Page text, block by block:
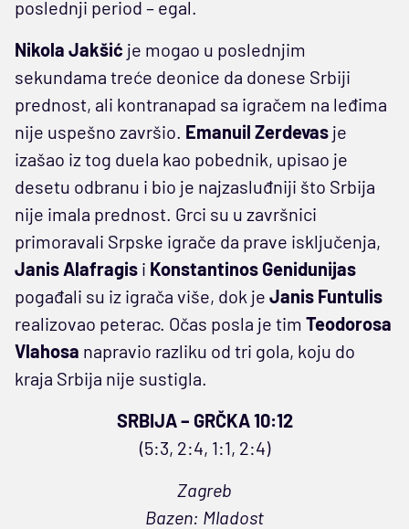
poslednji period – egal.
Nikola Jakšić je mogao u poslednjim
sekundama treće deonice da donese Srbiji
prednost, ali kontranapad sa igračem na leđima
nije uspešno završio. Emanuil Zerdevas je
izašao iz tog duela kao pobednik, upisao je
desetu odbranu i bio je najzasluđniji što Srbija
nije imala prednost. Grci su u završnici
primoravali Srpske igrače da prave isključenja,
Janis Alafragis i Konstantinos Genidunijas
pogađali su iz igrača više, dok je Janis Funtulis
realizovao peterac. Očas posla je tim Teodorosa
Vlahosa napravio razliku od tri gola, koju do
kraja Srbija nije sustigla.
SRBIJA – GRČKA 10:12
(5:3, 2:4, 1:1, 2:4)
Zagreb
Bazen: Mladost